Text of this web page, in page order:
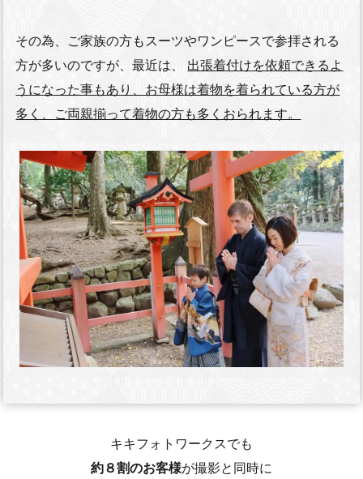
その為、ご家族の方もスーツやワンピースで参拝される
方が多いのですが、最近は、 出張着付けを依頼できるよ
うになった事もあり、お母様は着物を着られている方が
多く、ご両親揃って着物の方も多くおられます。
キキフォトワークスでも
約８割のお客様が撮影と同時に